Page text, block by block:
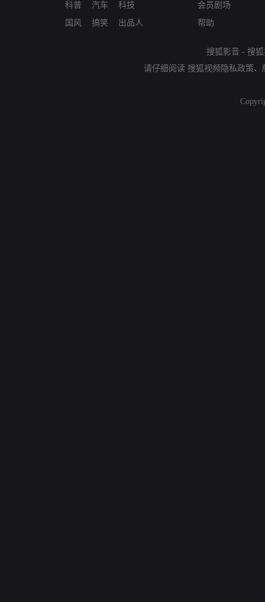
科普
国风
汽车
搞笑
科技
出品人
会员剧场
帮助
搜狐影音 - 搜
请仔细阅读 搜狐视频隐私政策、